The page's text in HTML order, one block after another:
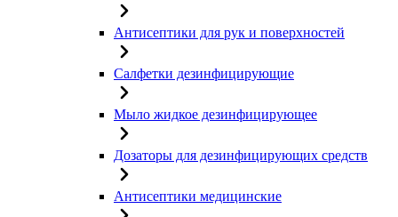
Антисептики для рук и поверхностей
Салфетки дезинфицирующие
Мыло жидкое дезинфицирующее
Дозаторы для дезинфицирующих средств
Антисептики медицинские